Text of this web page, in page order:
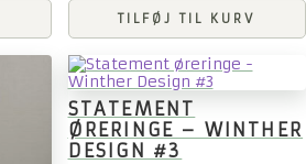
TILFØJ TIL KURV
STATEMENT
ØRERINGE – WINTHER
DESIGN #3